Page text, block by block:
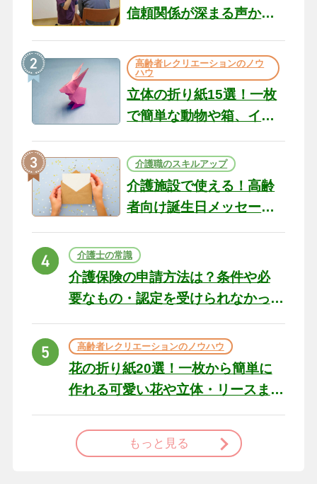
信頼関係が深まる声かけ
の現場から（22）
高齢者レクリエーションのノウ
ハウ
立体の折り紙15選！一枚
で簡単な動物や箱、イン
テリアになる作品まで
介護職のスキルアップ
介護施設で使える！高齢
者向け誕生日メッセージ
の例文と書き方のポイン
ト
介護士の常識
介護保険の申請方法は？条件や必
要なもの・認定を受けられなかっ
た場合の対処法
高齢者レクリエーションのノウハウ
花の折り紙20選！一枚から簡単に
作れる可愛い花や立体・リースま
で
もっと見る